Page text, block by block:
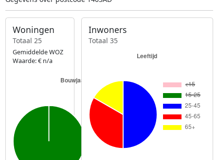
Woningen
Totaal 25
Gemiddelde WOZ
Waarde: € n/a
Inwoners
Totaal 35